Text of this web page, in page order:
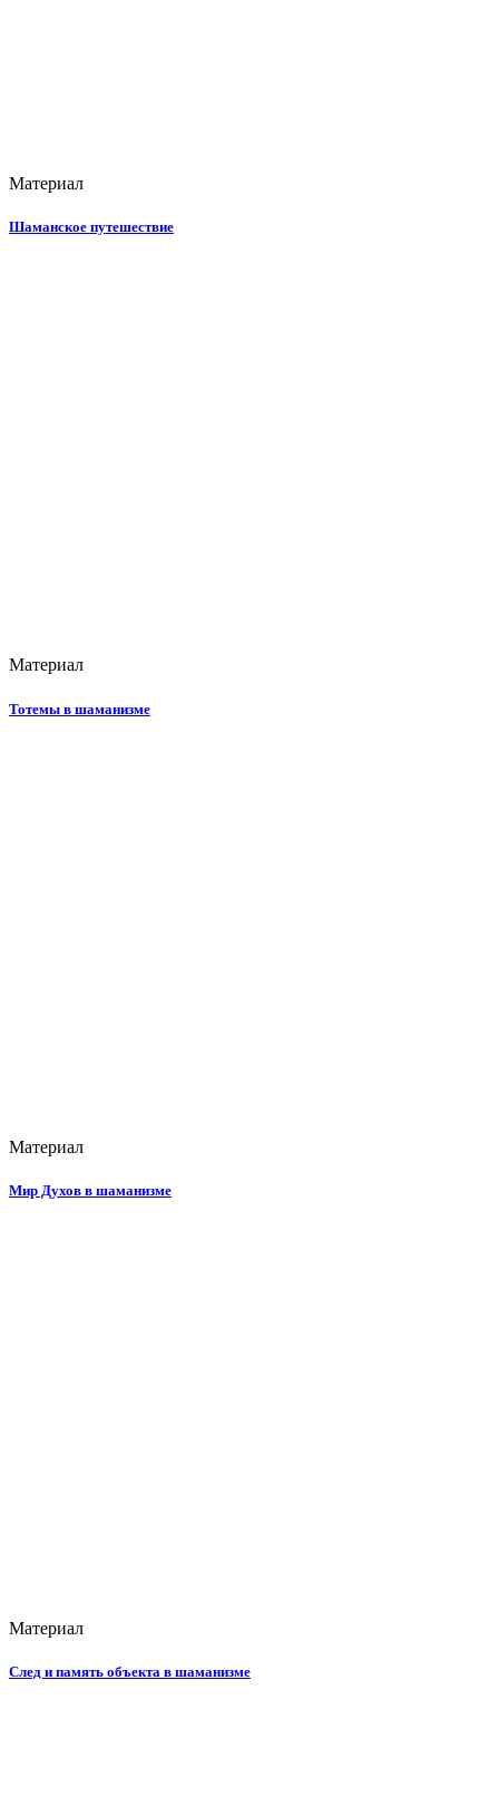
Материал
Шаманское путешествие
Материал
Тотемы в шаманизме
Материал
Мир Духов в шаманизме
Материал
След и память объекта в шаманизме